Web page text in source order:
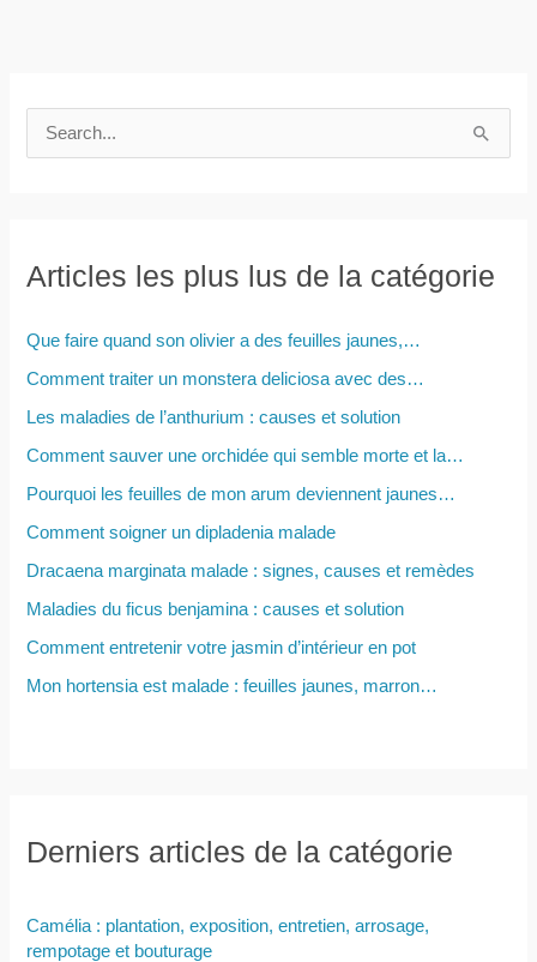
e
e
c
:
Articles les plus lus de la catégorie
Que faire quand son olivier a des feuilles jaunes,…
Comment traiter un monstera deliciosa avec des…
Les maladies de l’anthurium : causes et solution
Comment sauver une orchidée qui semble morte et la…
Pourquoi les feuilles de mon arum deviennent jaunes…
Comment soigner un dipladenia malade
Dracaena marginata malade : signes, causes et remèdes
Maladies du ficus benjamina : causes et solution
Comment entretenir votre jasmin d’intérieur en pot
Mon hortensia est malade : feuilles jaunes, marron…
Derniers articles de la catégorie
Camélia : plantation, exposition, entretien, arrosage,
rempotage et bouturage